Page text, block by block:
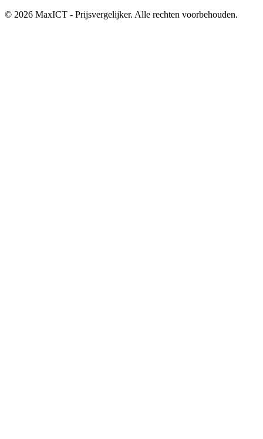
© 2026 MaxICT - Prijsvergelijker. Alle rechten voorbehouden.